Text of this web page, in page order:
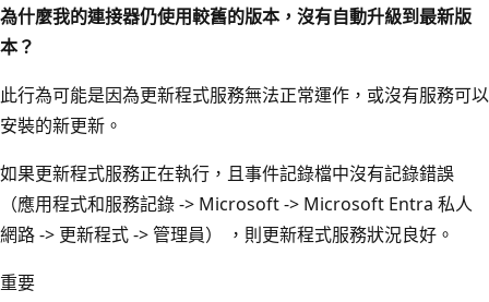
為什麼我的連接器仍使用較舊的版本，沒有自動升級到最新版
本？
此行為可能是因為更新程式服務無法正常運作，或沒有服務可以
安裝的新更新。
如果更新程式服務正在執行，且事件記錄檔中沒有記錄錯誤
（應用程式和服務記錄 -> Microsoft -> Microsoft Entra 私人
網路 -> 更新程式 -> 管理員） ，則更新程式服務狀況良好。
重要